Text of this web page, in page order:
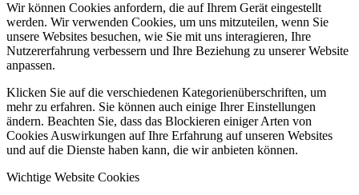
Wir können Cookies anfordern, die auf Ihrem Gerät eingestellt
werden. Wir verwenden Cookies, um uns mitzuteilen, wenn Sie
unsere Websites besuchen, wie Sie mit uns interagieren, Ihre
Nutzererfahrung verbessern und Ihre Beziehung zu unserer Website
anpassen.
Klicken Sie auf die verschiedenen Kategorienüberschriften, um
mehr zu erfahren. Sie können auch einige Ihrer Einstellungen
ändern. Beachten Sie, dass das Blockieren einiger Arten von
Cookies Auswirkungen auf Ihre Erfahrung auf unseren Websites
und auf die Dienste haben kann, die wir anbieten können.
Wichtige Website Cookies